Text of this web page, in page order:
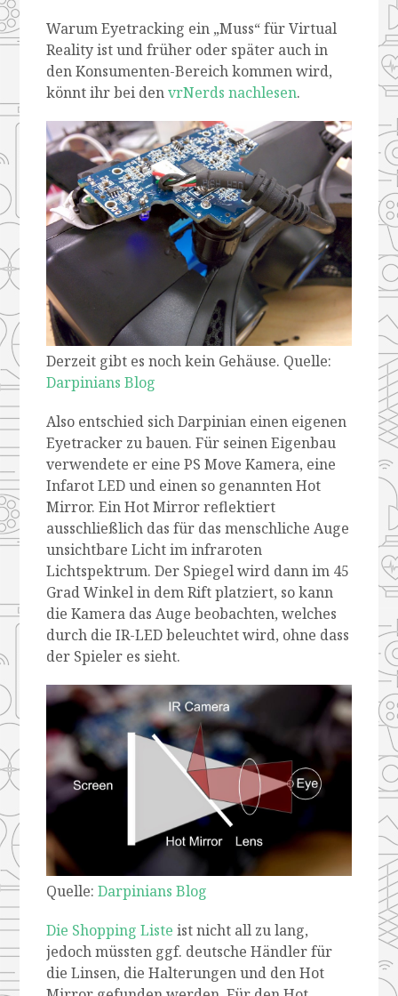
Warum Eyetracking ein „Muss“ für Virtual
Reality ist und früher oder später auch in
den Konsumenten-Bereich kommen wird,
könnt ihr bei denvrNerds nachlesen.
Derzeit gibt es noch kein Gehäuse. Quelle:
Darpinians Blog
Also entschied sich Darpinian einen eigenen
Eyetracker zu bauen. Für seinen Eigenbau
verwendete er eine PS Move Kamera, eine
Infarot LED und einen so genannten Hot
Mirror. Ein Hot Mirror reflektiert
ausschließlich das für das menschliche Auge
unsichtbare Licht im infraroten
Lichtspektrum. Der Spiegel wird dann im 45
Grad Winkel in dem Rift platziert, so kann
die Kamera das Auge beobachten, welches
durch die IR-LED beleuchtet wird, ohne dass
der Spieler es sieht.
Quelle:Darpinians Blog
Die Shopping Liste ist nicht all zu lang,
jedoch müssten ggf. deutsche Händler für
die Linsen, die Halterungen und den Hot